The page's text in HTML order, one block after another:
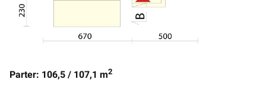
Parter: 106,5 / 107,1 m2